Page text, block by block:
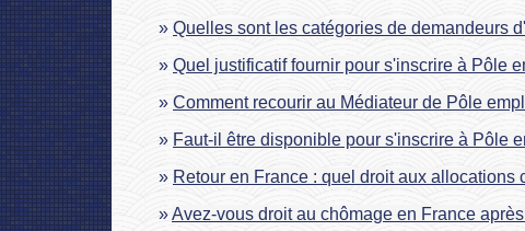
Quelles sont les catégories de demandeurs
Quel justificatif fournir pour s'inscrire à Pôle
Comment recourir au Médiateur de Pôle
Faut-il être disponible pour s'inscrire à Pôle
Retour en France : quel droit aux allocations
Avez-vous droit au chômage en France